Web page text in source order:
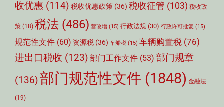
收优惠 (114) 税收优惠政策 (36) 税收征管 (103) 税收政
策 (18) 税法 (486) 营改增 (15) 行政法规 (30) 行政许可批复 (15)
规范性文件 (60) 资源税 (36) 车船税 (15) 车辆购置税 (76)
进出口税收 (123) 部门工作文件 (53) 部门规章
(136)部门规范性文件 (1848) 金融法
(19)